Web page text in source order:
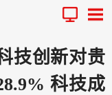
技创新对贵
科技成